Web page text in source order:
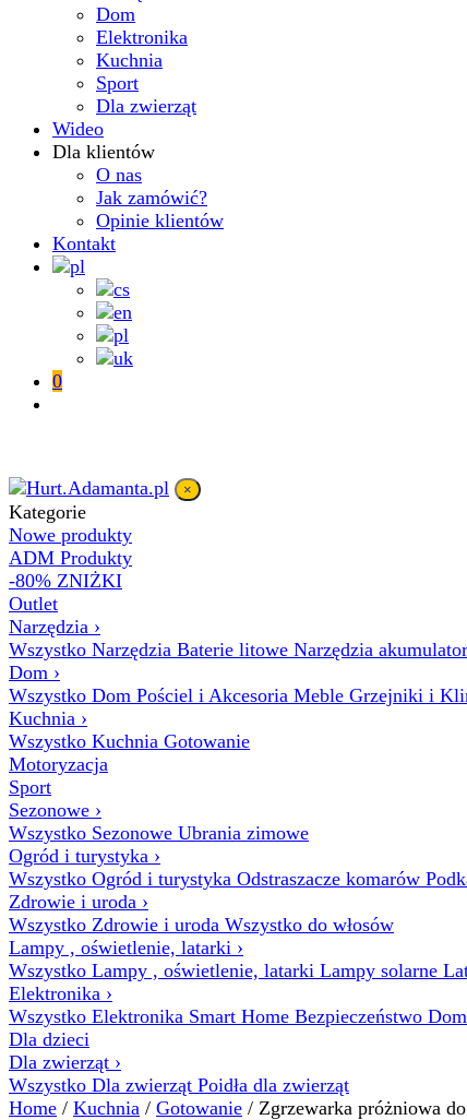
Dom
Elektronika
Kuchnia
Sport
Dla zwierząt
Wideo
Dla klientów
O nas
Jak zamówić?
Opinie klientów
Kontakt
0
×
Kategorie
Nowe produkty
ADM Produkty
-80% ZNIŻKI
Outlet
Narzędzia ›
Wszystko Narzędzia Baterie litowe Narzędzia
Dom ›
Wszystko Dom Pościel i Akcesoria Meble Grzejniki i
Kuchnia ›
Wszystko Kuchnia Gotowanie
Motoryzacja
Sport
Sezonowe ›
Wszystko Sezonowe Ubrania zimowe
Ogród i turystyka ›
Wszystko Ogród i turystyka Odstraszacze komarów
Zdrowie i uroda ›
Wszystko Zdrowie i uroda Wszystko do włosów
Lampy , oświetlenie, latarki ›
Wszystko Lampy , oświetlenie, latarki Lampy solarne
Elektronika ›
Wszystko Elektronika Smart Home Bezpieczeństwo
Dla dzieci
Dla zwierząt ›
Wszystko Dla zwierząt Poidła dla zwierząt
Home / Kuchnia / Gotowanie / Zgrzewarka próżniowa